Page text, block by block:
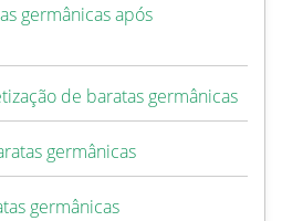
germânicas após
de baratas germânicas
germânicas
germânicas